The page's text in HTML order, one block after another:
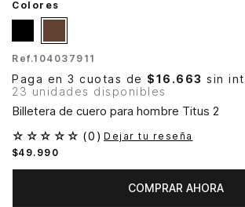
Colores
Ref.104037911
Paga en 3 cuotas de $16.663 sin
23 unidades disponibles
Billetera de cuero para hombre Titus 2
☆ ☆ ☆ ☆ ☆ (0 ) Dejar tu reseña
$49. 990
COMPRAR AHORA